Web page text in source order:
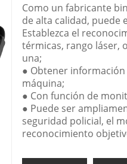
Como un fabricante
de alta calidad, puede
Establezca el
térmicas, rango láser,
una;
● Obtener
máquina;
● Con función de
● Puede ser
seguridad policial, el
reconocimiento